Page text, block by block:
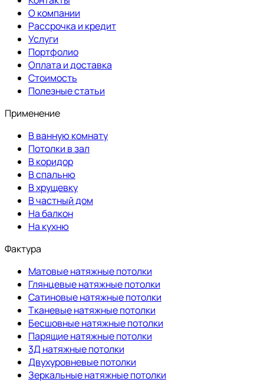
О компании
Рассрочка и кредит
Услуги
Портфолио
Оплата и доставка
Стоимость
Полезные статьи
Применение
В ванную комнату
Потолки в зал
В коридор
В спальню
В хрущевку
В частный дом
На балкон
На кухню
Фактура
Матовые натяжные потолки
Глянцевые натяжные потолки
Сатиновые натяжные потолки
Тканевые натяжные потолки
Бесшовные натяжные потолки
Парящие натяжные потолки
3Д натяжные потолки
Двухуровневые потолки
Зеркальные натяжные потолки